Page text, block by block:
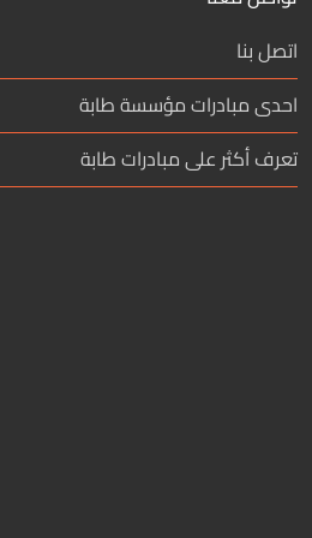
اتصل بنا
احدى مبادرات مؤسسة طابة
تعرف أكثر على مبادرات طابة